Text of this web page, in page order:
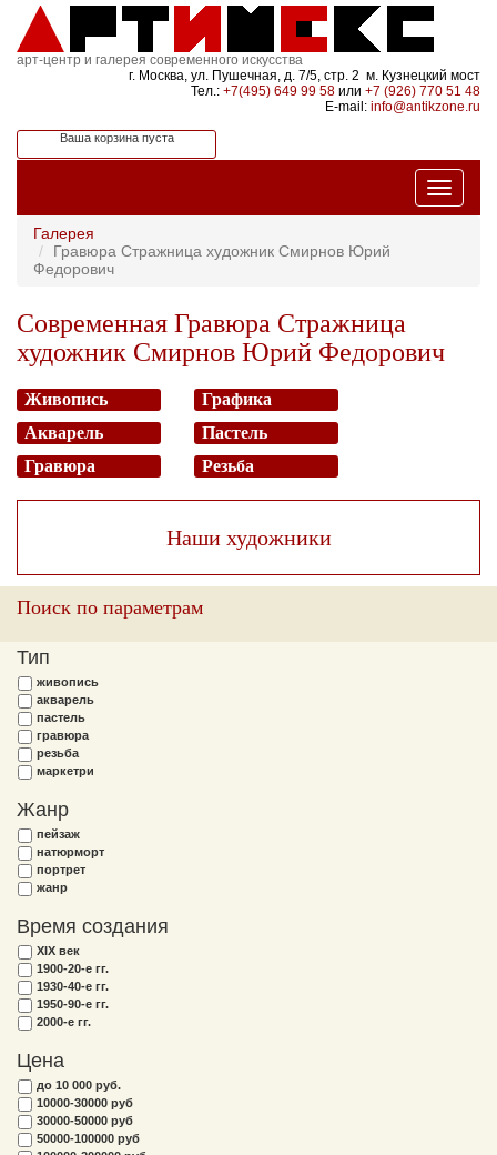
арт-центр и галерея современного искусства
г. Москва, ул. Пушечная, д. 7/5, стр. 2 м. Кузнецкий мост
Тел.: +7(495) 649 99 58 или +7 (926) 770 51 48
E-mail: info@antikzone.ru
Ваша корзина пуста
Галерея
Гравюра Стражница художник Смирнов Юрий
Федорович
Современная Гравюра Стражница
художник Смирнов Юрий Федорович
Живопись
Графика
Акварель
Пастель
Гравюра
Резьба
Наши художники
Поиск по параметрам
Тип
живопись
акварель
пастель
гравюра
резьба
маркетри
Жанр
пейзаж
натюрморт
портрет
жанр
Время создания
XIX век
1900-20-е гг.
1930-40-е гг.
1950-90-е гг.
2000-е гг.
Цена
до 10 000 руб.
10000-30000 руб
30000-50000 руб
50000-100000 руб